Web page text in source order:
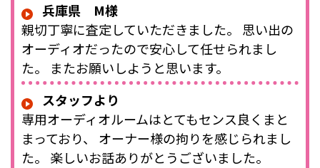
兵庫県 M様
親切丁寧に査定していただきました。 思い出の
オーディオだったので安心して任せられまし
た。 またお願いしようと思います。
スタッフより
専用オーディオルームはとてもセンス良くまと
まっており、 オーナー様の拘りを感じられまし
た。 楽しいお話ありがとうございました。